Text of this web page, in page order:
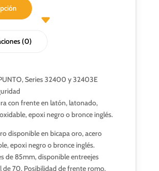
(0)
Series 32400 y 32403E
con frente en latón, latonado,
epoxi negro o bronce inglés.
disponible en bicapa oro, acero
epoxi negro o bronce inglés.
de 85mm, disponible entreejes
de 70. Posibilidad de frente romo.